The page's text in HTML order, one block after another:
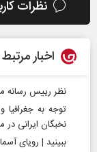
نظرات
اخبار مرتبط
نظر رییس رسانه
توجه به
نخبگان ایرانی در
ببینید | رویای